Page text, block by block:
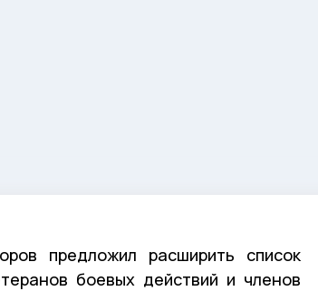
предложил расширить список
боевых действий и членов